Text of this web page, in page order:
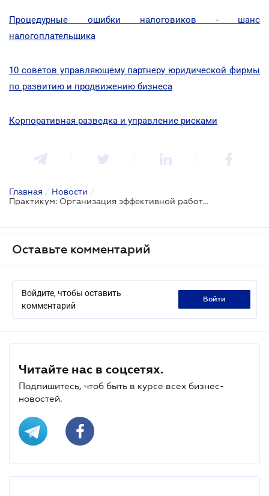
Процедурные ошибки налоговиков - шанс
налогоплательщика
10 советов управляющему партнеру юридической фирмы
по развитию и продвижению бизнеса
Корпоративная разведка и управление рисками
Главная / Новости /
Практикум: Организация эффективной работы юридической службы на предприятии - практические рекомендации
Оставьте комментарий
Войдите, чтобы оставить
комментарий
войти
Читайте нас в соцсетях.
Подпишитесь, чтоб быть в курсе всех бизнес-
новостей.